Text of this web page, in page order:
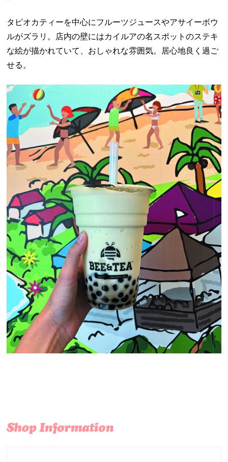
タピオカティーを中心にフルーツジュースやアサイーボウ
ルがズラリ。店内の壁にはカイルアの名スポットのステキ
な絵が描かれていて、おしゃれな雰囲気。居心地良く過ご
せる。